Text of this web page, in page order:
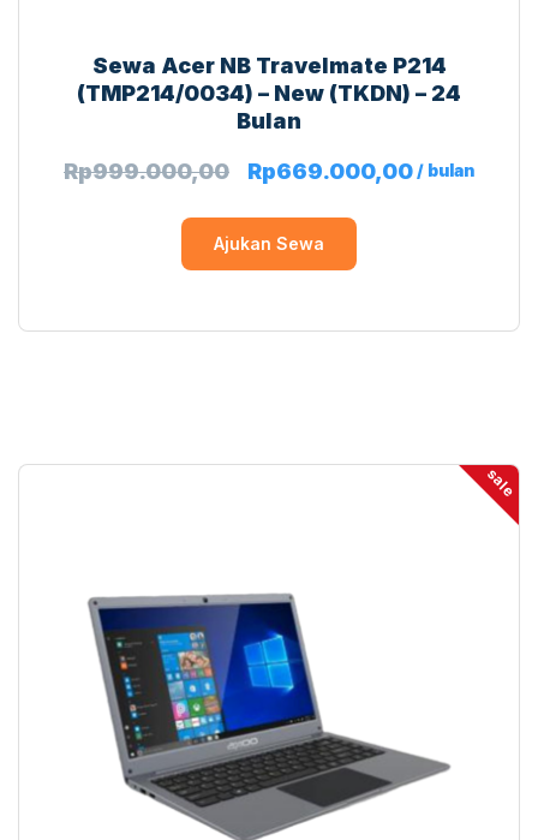
Sewa Acer NB Travelmate P214
(TMP214/0034) – New (TKDN) – 24
Bulan
Rp999.000,00 Rp669.000,00 / bulan
Ajukan Sewa
sale